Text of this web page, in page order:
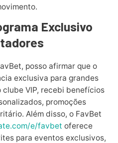
Exclusivo
posso afirmar que o
exclusiva para grandes
VIP, recebi benefícios
promoções
Além disso, o FavBet
e/favbet oferece
para eventos exclusivos,